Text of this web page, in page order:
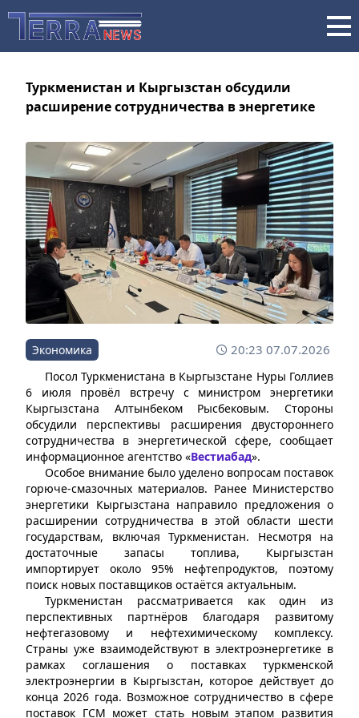
Туркменистан и Кыргызстан обсудили
расширение сотрудничества в энергетике
Экономика 20:23 07.07.2026
Посол Туркменистана в Кыргызстане Нуры Голлиев
6 июля провёл встречу с министром энергетики
Кыргызстана Алтынбеком Рысбековым. Стороны
обсудили перспективы расширения двустороннего
сотрудничества в энергетической сфере, сообщает
информационное агентство «Вестиабад».
Особое внимание было уделено вопросам поставок
горюче-смазочных материалов. Ранее Министерство
энергетики Кыргызстана направило предложения о
расширении сотрудничества в этой области шести
государствам, включая Туркменистан. Несмотря на
достаточные запасы топлива, Кыргызстан
импортирует около 95% нефтепродуктов, поэтому
поиск новых поставщиков остаётся актуальным.
Туркменистан рассматривается как один из
перспективных партнёров благодаря развитому
нефтегазовому и нефтехимическому комплексу.
Страны уже взаимодействуют в электроэнергетике в
рамках соглашения о поставках туркменской
электроэнергии в Кыргызстан, которое действует до
конца 2026 года. Возможное сотрудничество в сфере
поставок ГСМ может стать новым этапом развития